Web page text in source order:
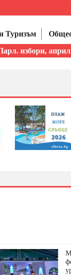
Туризъм
избори, април